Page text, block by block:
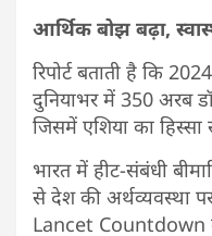
आर्थिक बोझ बढ़ा,
रिपोर्ट बताती है कि
दुनियाभर में 350 अरब
जिसमें एशिया का हिस्सा
भारत में हीट-संबंधी
से देश की अर्थव्यवस्था
Lancet Countdown